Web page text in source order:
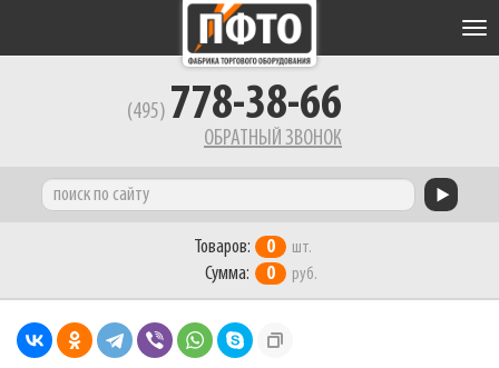
(495) 778-38-66
ОБРАТНЫЙ ЗВОНОК
Товаров: 0 шт.
Сумма: 0 руб.